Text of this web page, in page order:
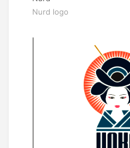
Nurd logo